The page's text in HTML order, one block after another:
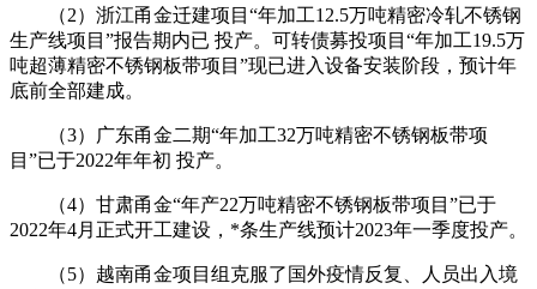
（2）浙江甬金迁建项目“年加工12.5万吨精密冷轧不锈钢
生产线项目”报告期内已 投产。可转债募投项目“年加工19.5万
吨超薄精密不锈钢板带项目”现已进入设备安装阶段，预计年
底前全部建成。
（3）广东甬金二期“年加工32万吨精密不锈钢板带项
目”已于2022年年初 投产。
（4）甘肃甬金“年产22万吨精密不锈钢板带项目”已于
2022年4月正式开工建设，*条生产线预计2023年一季度投产。
（5）越南甬金项目组克服了国外疫情反复、人员出入境